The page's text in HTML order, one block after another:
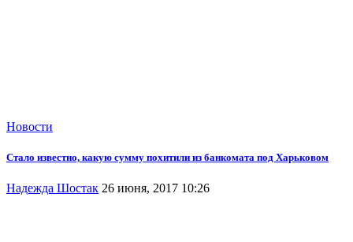
Новости
Стало известно, какую сумму похитили из банкомата под Харьковом
Надежда Шостак 26 июня, 2017 10:26